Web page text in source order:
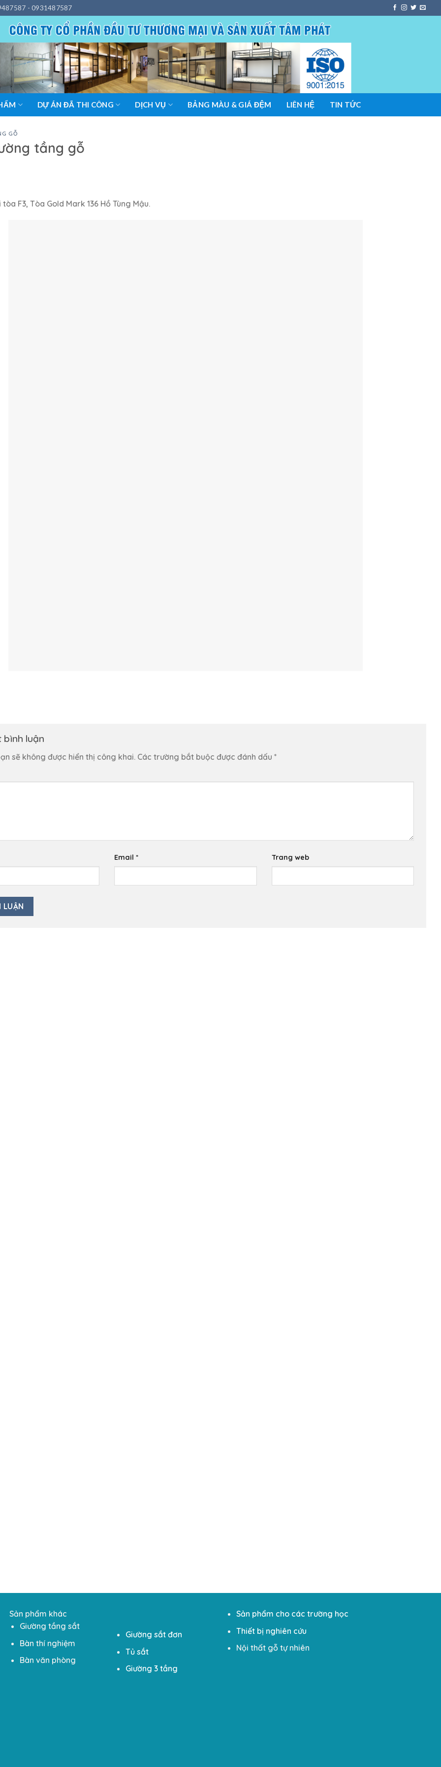
- 0931487587
DỰ ÁN ĐÃ THI CÔNG DỊCH VỤ BẢNG MÀU & GIÁ ĐỆM LIÊN HỆ TIN TỨC
GỖ
tầng gỗ
F3, Tòa Gold Mark 136 Hồ Tùng Mậu.
bình luận
sẽ không được hiển thị công khai. Các trường bắt buộc được đánh dấu *
Email* Trang web
Sản phẩm khác
Giường tầng sắt
Bàn thí nghiệm
Bàn văn phòng
Giường sắt đơn
Tủ sắt
Giường 3 tầng
Sản phẩm cho các trường học
Thiết bị nghiên cứu
Nội thất gỗ tự nhiên